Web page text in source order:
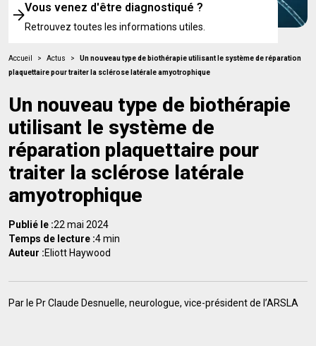
Vous venez d'être diagnostiqué ?
Retrouvez toutes les informations utiles.
Accueil > Actus >
Un nouveau type de biothérapie utilisant le système de réparation
plaquettaire pour traiter la sclérose latérale amyotrophique
Un nouveau type de biothérapie
utilisant le système de
réparation plaquettaire pour
traiter la sclérose latérale
amyotrophique
Publié le :22 mai 2024
Temps de lecture :4 min
Auteur :Eliott Haywood
Par le Pr Claude Desnuelle, neurologue, vice-président de l’ARSLA